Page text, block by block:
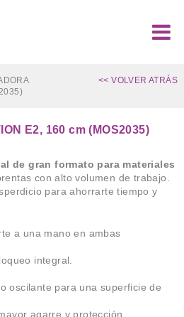
<< VOLVER ATRÁS
E2, 160 cm (MOS2035)
de gran formato para materiales
con alto volumen de trabajo.
para ahorrarte tiempo y
a una mano en ambas
integral.
oscilante para una superficie de
agarre y protección.